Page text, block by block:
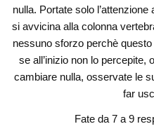
nulla. Portate solo
si avvicina alla colonna
nessuno sforzo perchè
se all’inizio non lo
cambiare nulla, osservate le
far
Fate da 7 a 9